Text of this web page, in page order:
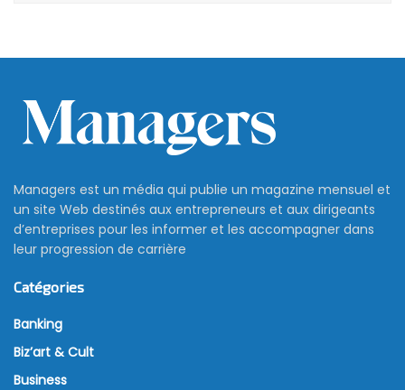
Managers est un média qui publie un magazine mensuel et
un site Web destinés aux entrepreneurs et aux dirigeants
d’entreprises pour les informer et les accompagner dans
leur progression de carrière
Catégories
Banking
Biz’art & Cult
Business